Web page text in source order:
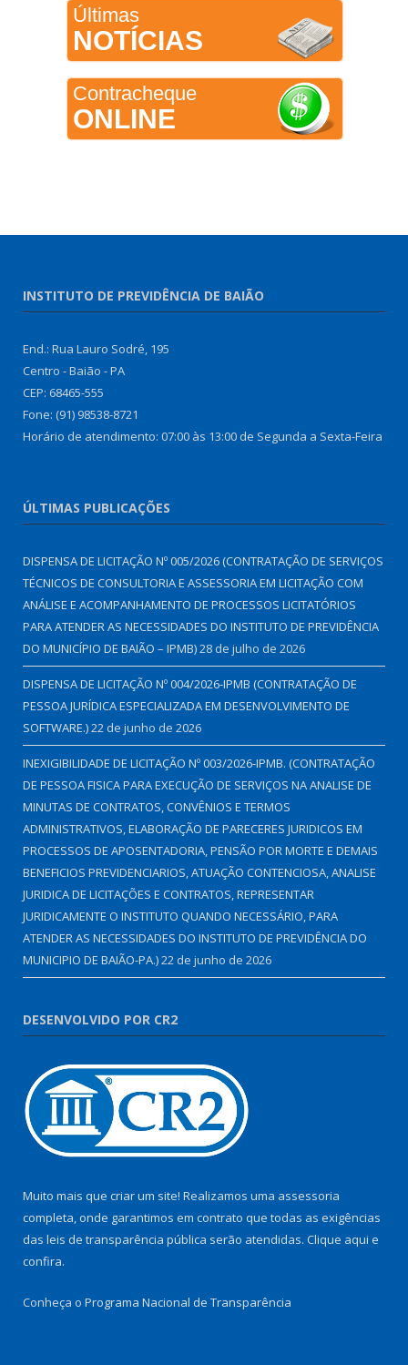
Últimas
NOTÍCIAS
Contracheque
ONLINE
INSTITUTO DE PREVIDÊNCIA DE BAIÃO
End.: Rua Lauro Sodré, 195
Centro - Baião - PA
CEP: 68465-555
Fone: (91) 98538-8721
Horário de atendimento: 07:00 às 13:00 de Segunda a Sexta-Feira
ÚLTIMAS PUBLICAÇÕES
DISPENSA DE LICITAÇÃO Nº 005/2026 (CONTRATAÇÃO DE SERVIÇOS
TÉCNICOS DE CONSULTORIA E ASSESSORIA EM LICITAÇÃO COM
ANÁLISE E ACOMPANHAMENTO DE PROCESSOS LICITATÓRIOS
PARA ATENDER AS NECESSIDADES DO INSTITUTO DE PREVIDÊNCIA
DO MUNICÍPIO DE BAIÃO – IPMB)28 de julho de 2026
DISPENSA DE LICITAÇÃO Nº 004/2026-IPMB (CONTRATAÇÃO DE
PESSOA JURÍDICA ESPECIALIZADA EM DESENVOLVIMENTO DE
SOFTWARE.)22 de junho de 2026
INEXIGIBILIDADE DE LICITAÇÃO Nº 003/2026-IPMB. (CONTRATAÇÃO
DE PESSOA FISICA PARA EXECUÇÃO DE SERVIÇOS NA ANALISE DE
MINUTAS DE CONTRATOS, CONVÊNIOS E TERMOS
ADMINISTRATIVOS, ELABORAÇÃO DE PARECERES JURIDICOS EM
PROCESSOS DE APOSENTADORIA, PENSÃO POR MORTE E DEMAIS
BENEFICIOS PREVIDENCIARIOS, ATUAÇÃO CONTENCIOSA, ANALISE
JURIDICA DE LICITAÇÕES E CONTRATOS, REPRESENTAR
JURIDICAMENTE O INSTITUTO QUANDO NECESSÁRIO, PARA
ATENDER AS NECESSIDADES DO INSTITUTO DE PREVIDÊNCIA DO
MUNICIPIO DE BAIÃO-PA.)22 de junho de 2026
DESENVOLVIDO POR CR2
Muito mais que criar um site! Realizamos uma assessoria
completa, onde garantimos em contrato que todas as exigências
das leis de transparência pública serão atendidas. Clique aqui e
confira.
Conheça o Programa Nacional de Transparência